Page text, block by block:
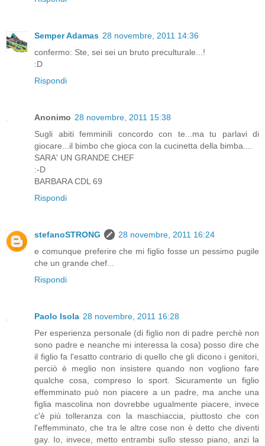
Semper Adamas 28 novembre, 2011 14:36
confermo: Ste, sei sei un bruto preculturale...!
:D
Rispondi
Anonimo 28 novembre, 2011 15:38
Sugli abiti femminili concordo con te...ma tu parlavi di
giocare...il bimbo che gioca con la cucinetta della bimba....
SARA' UN GRANDE CHEF
:-D
BARBARA CDL 69
Rispondi
stefanoSTRONG
28 novembre, 2011 16:24
e comunque preferire che mi figlio fosse un pessimo pugile
che un grande chef...
Rispondi
Paolo Isola 28 novembre, 2011 16:28
Per esperienza personale (di figlio non di padre perchè non
sono padre e neanche mi interessa la cosa) posso dire che
il figlio fa l'esatto contrario di quello che gli dicono i genitori,
perciò è meglio non insistere quando non vogliono fare
qualche cosa, compreso lo sport. Sicuramente un figlio
effemminato può non piacere a un padre, ma anche una
figlia mascolina non dovrebbe ugualmente piacere, invece
c'è più tolleranza con la maschiaccia, piuttosto che con
l'effemminato, che tra le altre cose non è detto che diventi
gay. Io, invece, metto entrambi sullo stesso piano, anzi la